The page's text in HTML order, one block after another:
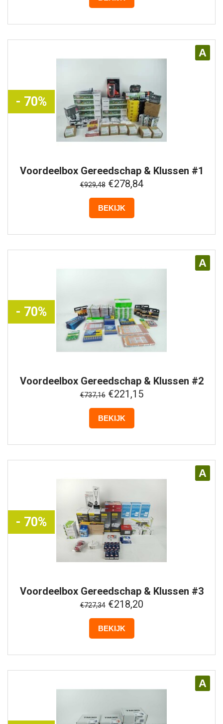
A
- 70%
VoordeelboxGereedschap & Klussen #1
€929,48€278,84
BEKIJK
A
- 70%
VoordeelboxGereedschap & Klussen #2
€737,16€221,15
BEKIJK
A
- 70%
VoordeelboxGereedschap & Klussen #3
€727,34€218,20
BEKIJK
A